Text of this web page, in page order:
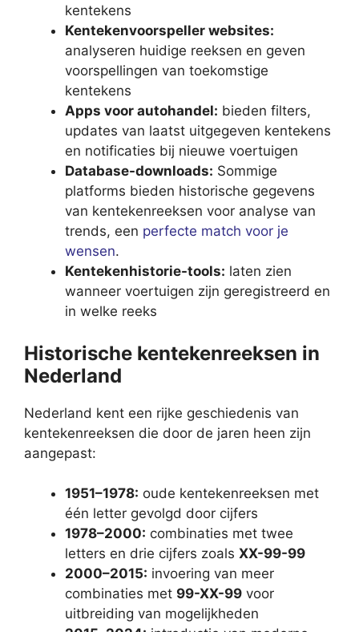
kentekens
Kentekenvoorspeller websites:
analyseren huidige reeksen en geven
voorspellingen van toekomstige
kentekens
Apps voor autohandel: bieden filters,
updates van laatst uitgegeven kentekens
en notificaties bij nieuwe voertuigen
Database-downloads: Sommige
platforms bieden historische gegevens
van kentekenreeksen voor analyse van
trends, een perfecte match voor je
wensen.
Kentekenhistorie-tools: laten zien
wanneer voertuigen zijn geregistreerd en
in welke reeks
Historische kentekenreeksen in
Nederland
Nederland kent een rijke geschiedenis van
kentekenreeksen die door de jaren heen zijn
aangepast:
1951–1978: oude kentekenreeksen met
één letter gevolgd door cijfers
1978–2000: combinaties met twee
letters en drie cijfers zoals XX-99-99
2000–2015: invoering van meer
combinaties met 99-XX-99 voor
uitbreiding van mogelijkheden